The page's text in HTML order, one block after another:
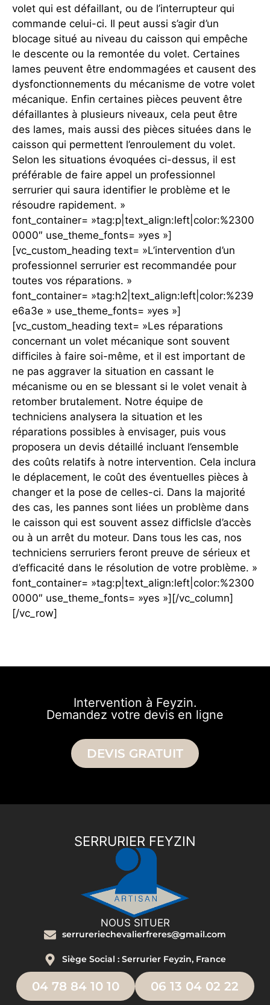
volet qui est défaillant, ou de l’interrupteur qui
commande celui-ci. Il peut aussi s’agir d’un
blocage situé au niveau du caisson qui empêche
le descente ou la remontée du volet. Certaines
lames peuvent être endommagées et causent des
dysfonctionnements du mécanisme de votre volet
mécanique. Enfin certaines pièces peuvent être
défaillantes à plusieurs niveaux, cela peut être
des lames, mais aussi des pièces situées dans le
caisson qui permettent l’enroulement du volet.
Selon les situations évoquées ci-dessus, il est
préférable de faire appel un professionnel
serrurier qui saura identifier le problème et le
résoudre rapidement. »
font_container= »tag:p|text_align:left|color:%2300
0000″ use_theme_fonts= »yes »]
[vc_custom_heading text= »L’intervention d’un
professionnel serrurier est recommandée pour
toutes vos réparations. »
font_container= »tag:h2|text_align:left|color:%239
e6a3e » use_theme_fonts= »yes »]
[vc_custom_heading text= »Les réparations
concernant un volet mécanique sont souvent
difficiles à faire soi-même, et il est important de
ne pas aggraver la situation en cassant le
mécanisme ou en se blessant si le volet venait à
retomber brutalement. Notre équipe de
techniciens analysera la situation et les
réparations possibles à envisager, puis vous
proposera un devis détaillé incluant l’ensemble
des coûts relatifs à notre intervention. Cela inclura
le déplacement, le coût des éventuelles pièces à
changer et la pose de celles-ci. Dans la majorité
des cas, les pannes sont liées un problème dans
le caisson qui est souvent assez difficIsle d’accès
ou à un arrêt du moteur. Dans tous les cas, nos
techniciens serruriers feront preuve de sérieux et
d’efficacité dans le résolution de votre problème. »
font_container= »tag:p|text_align:left|color:%2300
0000″ use_theme_fonts= »yes »][/vc_column]
[/vc_row]
Intervention à Feyzin.
Demandez votre devis en ligne
DEVIS GRATUIT
SERRURIER FEYZIN
NOUS SITUER
serrureriechevalierfreres@gmail.com
Siège Social : Serrurier Feyzin, France
04 78 84 10 10 06 13 04 02 22